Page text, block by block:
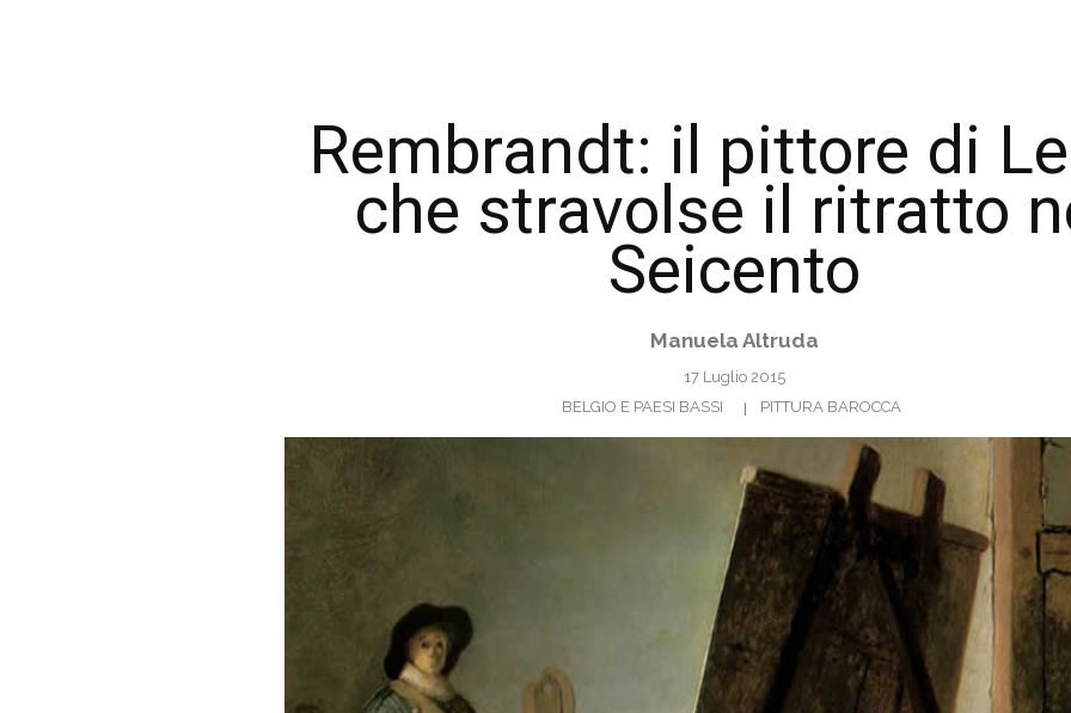
Rembrandt: il pittore di
che stravolse il ritratto
Seicento
Manuela Altruda
17 Luglio 2015
BELGIO E PAESI BASSI
PITTURA BAROCCA